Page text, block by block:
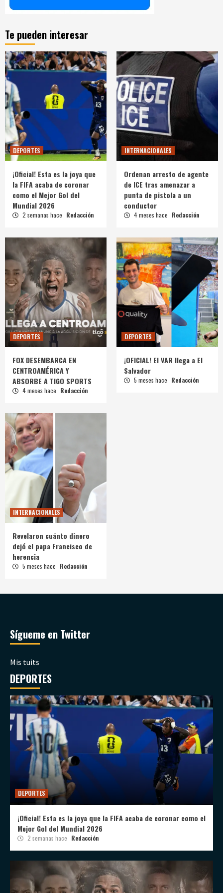
Te pueden interesar
DEPORTES
¡Oficial! Esta es la joya que
la FIFA acaba de coronar
como el Mejor Gol del
Mundial 2026
2 semanas hace Redacción
INTERNACIONALES
Ordenan arresto de agente
de ICE tras amenazar a
punta de pistola a un
conductor
4 meses hace Redacción
DEPORTES
FOX DESEMBARCA EN
CENTROAMÉRICA Y
ABSORBE A TIGO SPORTS
4 meses hace Redacción
DEPORTES
¡OFICIAL! El VAR llega a El
Salvador
5 meses hace Redacción
INTERNACIONALES
Revelaron cuánto dinero
dejó el papa Francisco de
herencia
5 meses hace Redacción
Sígueme en Twitter
Mis tuits
DEPORTES
DEPORTES
¡Oficial! Esta es la joya que la FIFA acaba de coronar como el
Mejor Gol del Mundial 2026
2 semanas hace Redacción